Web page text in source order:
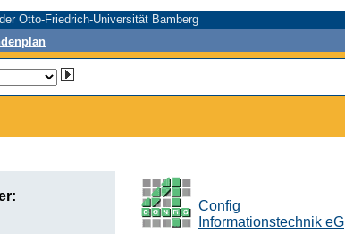
Otto-Friedrich-Universität Bamberg
Config
Informationstechnik eG